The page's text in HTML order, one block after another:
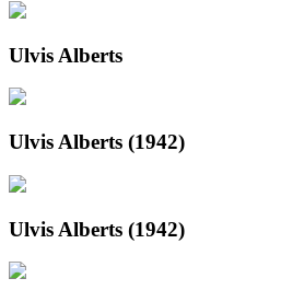
Ulvis Alberts
Ulvis Alberts (1942)
Ulvis Alberts (1942)